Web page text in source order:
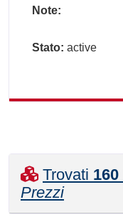
Note:
Stato: active
Trovati 160
Prezzi